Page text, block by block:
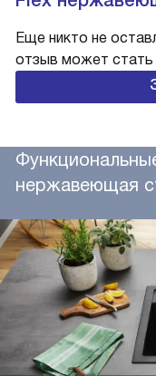
Еще никто не
отзыв может стать
нержавеющая